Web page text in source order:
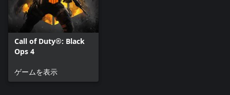
Call of Duty®: Black
Ops 4
ゲームを表示